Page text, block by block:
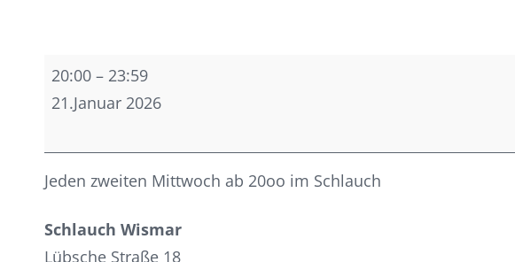
Kutterstammtisch
20:00 – 23:59
21.Januar 2026
Jeden zweiten Mittwoch ab 20oo im Schlauch
Schlauch Wismar
Lübsche Straße 18